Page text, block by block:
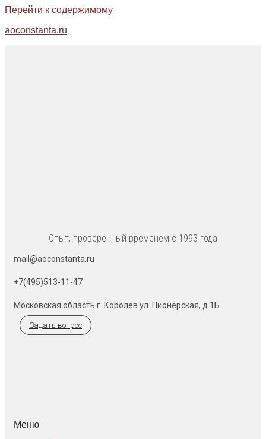
Перейти к содержимому
aoconstanta.ru
Опыт, проверенный временем с 1993 года
mail@aoconstanta.ru
+7(495)513-11-47
Московская область г. Королев ул. Пионерская, д.1Б
Задать вопрос
Меню